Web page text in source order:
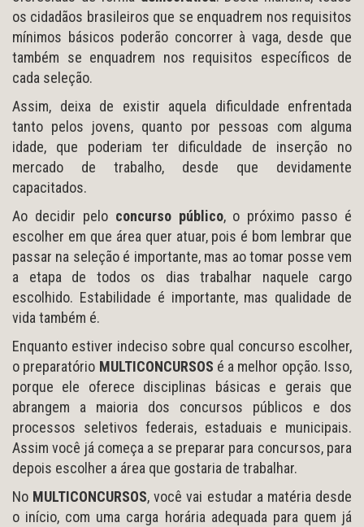
os cidadãos brasileiros que se enquadrem nos requisitos
mínimos básicos poderão concorrer à vaga, desde que
também se enquadrem nos requisitos específicos de
cada seleção.
Assim, deixa de existir aquela dificuldade enfrentada
tanto pelos jovens, quanto por pessoas com alguma
idade, que poderiam ter dificuldade de inserção no
mercado de trabalho, desde que devidamente
capacitados.
Ao decidir pelo concurso público, o próximo passo é
escolher em que área quer atuar, pois é bom lembrar que
passar na seleção é importante, mas ao tomar posse vem
a etapa de todos os dias trabalhar naquele cargo
escolhido. Estabilidade é importante, mas qualidade de
vida também é.
Enquanto estiver indeciso sobre qual concurso escolher,
o preparatório MULTICONCURSOS é a melhor opção. Isso,
porque ele oferece disciplinas básicas e gerais que
abrangem a maioria dos concursos públicos e dos
processos seletivos federais, estaduais e municipais.
Assim você já começa a se preparar para concursos, para
depois escolher a área que gostaria de trabalhar.
No MULTICONCURSOS, você vai estudar a matéria desde
o início, com uma carga horária adequada para quem já